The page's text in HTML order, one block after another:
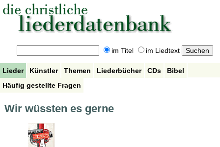
im Titel im Liedtext
Lieder Künstler Themen Liederbücher CDs
Bibel
Häufig gestellte Fragen
Wir wüssten es gerne